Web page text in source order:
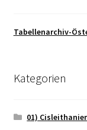
Tabellenarchiv-
Kategorien
01)